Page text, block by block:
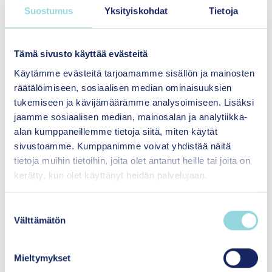
Suostumus Yksityiskohdat Tietoja
Tämä sivusto käyttää evästeitä
Käytämme evästeitä tarjoamamme sisällön ja mainosten
räätälöimiseen, sosiaalisen median ominaisuuksien
tukemiseen ja kävijämäärämme analysoimiseen. Lisäksi
jaamme sosiaalisen median, mainosalan ja analytiikka-
alan kumppaneillemme tietoja siitä, miten käytät
sivustoamme. Kumppanimme voivat yhdistää näitä
tietoja muihin tietoihin, joita olet antanut heille tai joita on
kerätty, kun olet käyttänyt heidän palvelujaan.
Välttämätön
Mieltymykset
Brister i dokumentation
Ändringarna som gjorts i metoden har inte
dokumenterats, vilket gör det omöjligt att
bedöma dem i förhållande till effektiviteten.
I metodens manual och andra material
definieras inte tillräckligt exakt vilka delar av
metoden som är flexibla och vilka delar som
är centrala för effektiviteten och som inte
kan modifieras.